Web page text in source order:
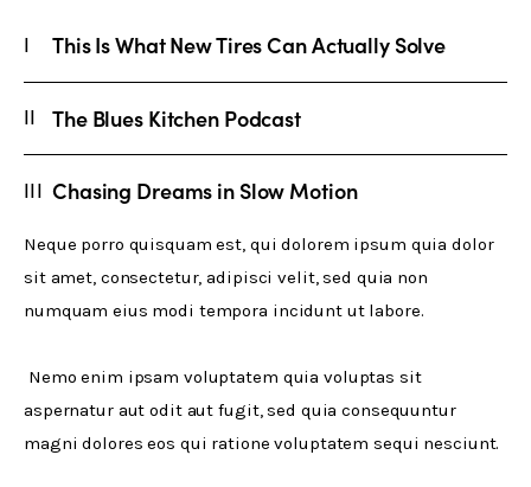
This Is What New Tires Can Actually Solve
The Blues Kitchen Podcast
Chasing Dreams in Slow Motion
Neque porro quisquam est, qui dolorem ipsum quia dolor
sit amet, consectetur, adipisci velit, sed quia non
numquam eius modi tempora incidunt ut labore.
aspernatur aut odit aut fugit, sed quia consequuntur
magni dolores eos qui ratione voluptatem sequi nesciunt.